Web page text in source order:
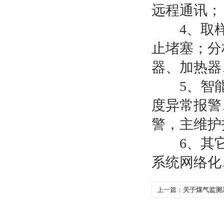
远程通讯；
4、取样
止堵塞；
器、加热
5、智能
度异常报
警，主维
6、其它
系统网络
上一篇： 关于煤气监